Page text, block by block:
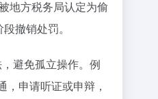
地方税务局认定为偷
撤销处罚。
避免孤立操作。例
申请听证或申辩，